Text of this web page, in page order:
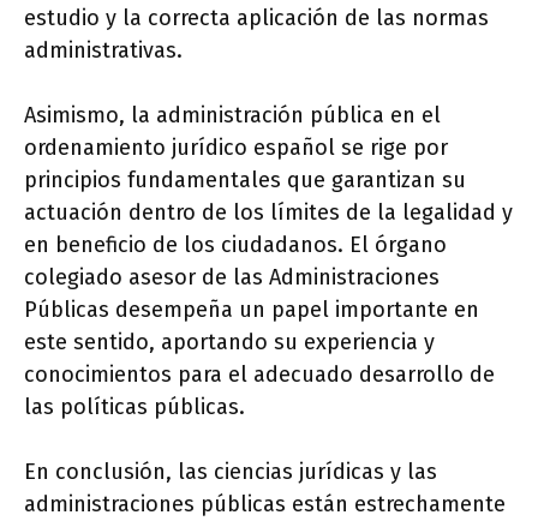
estudio y la correcta aplicación de las normas
administrativas.
Asimismo, la administración pública en el
ordenamiento jurídico español se rige por
principios fundamentales que garantizan su
actuación dentro de los límites de la legalidad y
en beneficio de los ciudadanos. El órgano
colegiado asesor de las Administraciones
Públicas desempeña un papel importante en
este sentido, aportando su experiencia y
conocimientos para el adecuado desarrollo de
las políticas públicas.
En conclusión, las ciencias jurídicas y las
administraciones públicas están estrechamente